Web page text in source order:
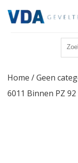
Reparatie
Home /Geen
6011 Binnen PZ